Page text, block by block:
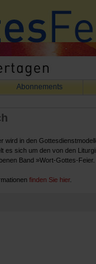
Abonnements
wird in den
es sich um den von den
Band »Wort-Gottes-
finden Sie hier.